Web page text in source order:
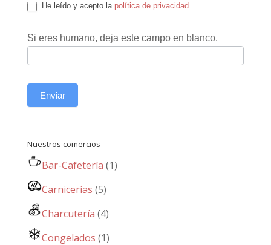
He leído y acepto la política de privacidad
Si eres humano, deja este campo en blanco.
Enviar
Nuestros comercios
Bar-Cafetería (1)
Carnicerías (5)
Charcutería (4)
Congelados (1)